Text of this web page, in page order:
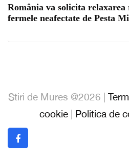
România va solicita
fermele neafectate de Pesta
Stiri de Mures @2026 |
cookie| Politica de